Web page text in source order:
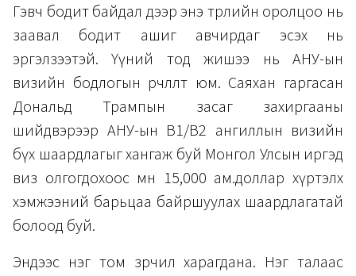
Гэвч бодит байдал дээр энэ төрлийн оролцоо нь
заавал бодит ашиг авчирдаг эсэх нь
эргэлзээтэй. Үүний тод жишээ нь АНУ-ын
визийн бодлогын өөрчлөлт юм. Саяхан гаргасан
Дональд Трампын засаг захиргааны
шийдвэрээр АНУ-ын B1/B2 ангиллын визийн
бүх шаардлагыг хангаж буй Монгол Улсын иргэд
виз олгогдохоос өмнө 15,000 ам.доллар хүртэлх
хэмжээний барьцаа байршуулах шаардлагатай
болоод буй.
Эндээс нэг том зөрчил харагдана. Нэг талаас